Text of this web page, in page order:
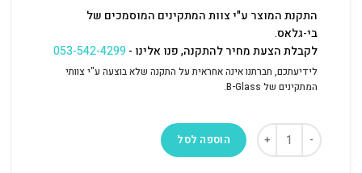
התקנת המוצר ע"י צוות המתקינים המוסמכים של
בי-גלאס.
לקבלת הצעת מחיר להתקנה, פנו אלינו -053-542-4299
לידיעתכם, חברתנו אינה אחראית על התקנה שלא בוצעה ע"י צוותי
המתקינים של B-Glass.
הוספה לסל